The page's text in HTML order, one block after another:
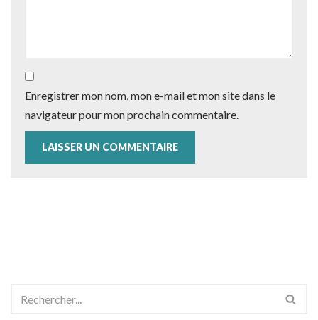
Enregistrer mon nom, mon e-mail et mon site dans le
navigateur pour mon prochain commentaire.